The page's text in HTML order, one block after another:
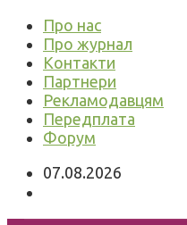
Про нас
Про журнал
Контакти
Партнери
Рекламодавцям
Передплата
Форум
07.08.2026